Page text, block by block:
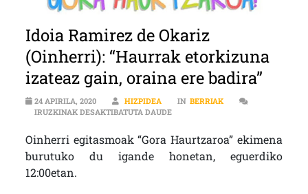
Idoia Ramirez de Okariz
(Oinherri): “Haurrak etorkizuna
izateaz gain, oraina ere badira”
24 APIRILA, 2020 HIZPIDEA IN BERRIAK
IRUZKINAK DESAKTIBATUTA DAUDEIDOIA RAMIREZ DE OKARIZ
Oinherri egitasmoak “Gora Haurtzaroa” ekimena
burutuko du igande honetan, eguerdiko
12:00etan.